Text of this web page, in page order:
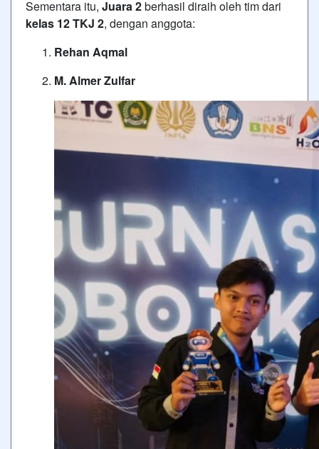
Sementara itu, Juara 2berhasil diraih oleh tim dari
kelas 12 TKJ 2, dengan anggota:
Rehan Aqmal
M. Almer Zulfar